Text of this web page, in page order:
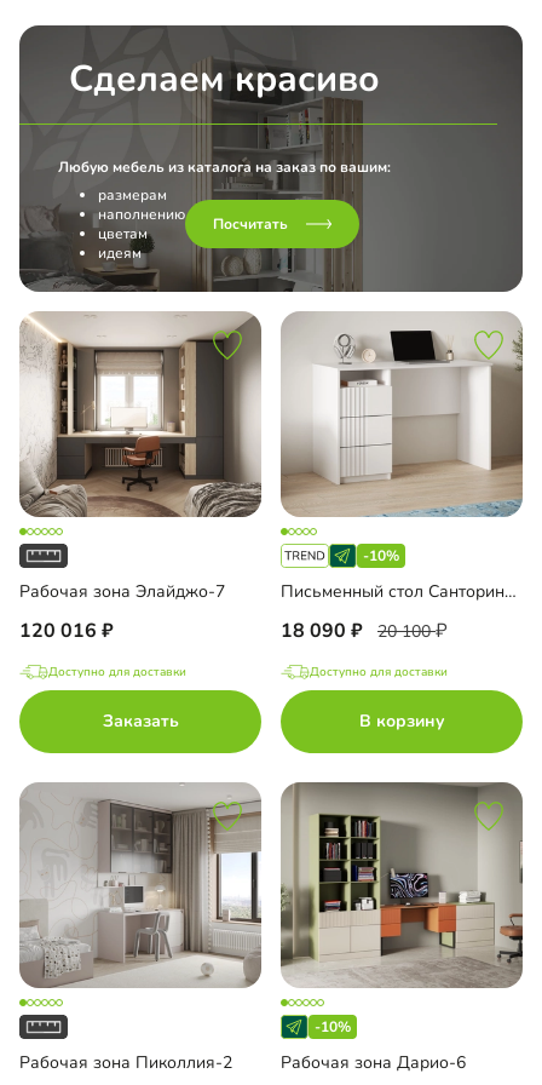
Сделаем красиво
Любую мебель из каталога на заказ по вашим:
размерам
наполнению
цветам
идеям
Посчитать
Рабочая зона Элайджо-7
120 016
Доступно для доставки
Заказать
-10%
Письменный стол Санторини Лайф
18 090 20 100
Доступно для доставки
В корзину
Рабочая зона Пиколлия-2
-10%
Рабочая зона Дарио-6